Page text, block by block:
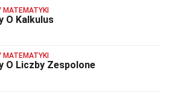
MATEMATYKI
O Kalkulus
MATEMATYKI
O Liczby Zespolone